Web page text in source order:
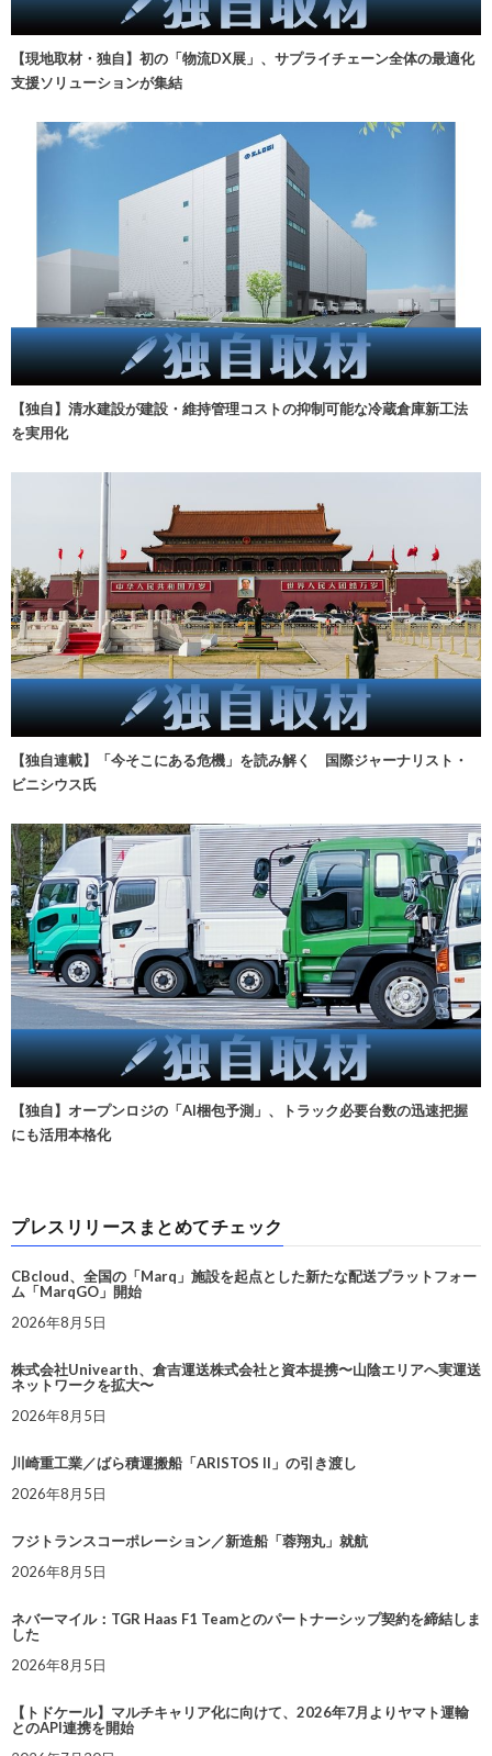
【現地取材・独自】初の「物流DX展」、サプライチェーン全体の最適化
支援ソリューションが集結
【独自】清水建設が建設・維持管理コストの抑制可能な冷蔵倉庫新工法
を実用化
【独自連載】「今そこにある危機」を読み解く 国際ジャーナリスト・
ビニシウス氏
【独自】オープンロジの「AI梱包予測」、トラック必要台数の迅速把握
にも活用本格化
プレスリリースまとめてチェック
CBcloud、全国の「Marq」施設を起点とした新たな配送プラットフォー
ム「MarqGO」開始
2026年8月5日
株式会社Univearth、倉吉運送株式会社と資本提携〜山陰エリアへ実運送
ネットワークを拡大〜
2026年8月5日
川崎重工業／ばら積運搬船「ARISTOS II」の引き渡し
2026年8月5日
フジトランスコーポレーション／新造船「蓉翔丸」就航
2026年8月5日
ネバーマイル：TGR Haas F1 Teamとのパートナーシップ契約を締結しま
した
2026年8月5日
【トドケール】マルチキャリア化に向けて、2026年7月よりヤマト運輸
とのAPI連携を開始